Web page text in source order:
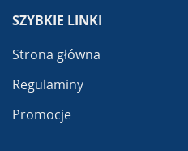
SZYBKIE LINKI
Strona główna
Regulaminy
Promocje